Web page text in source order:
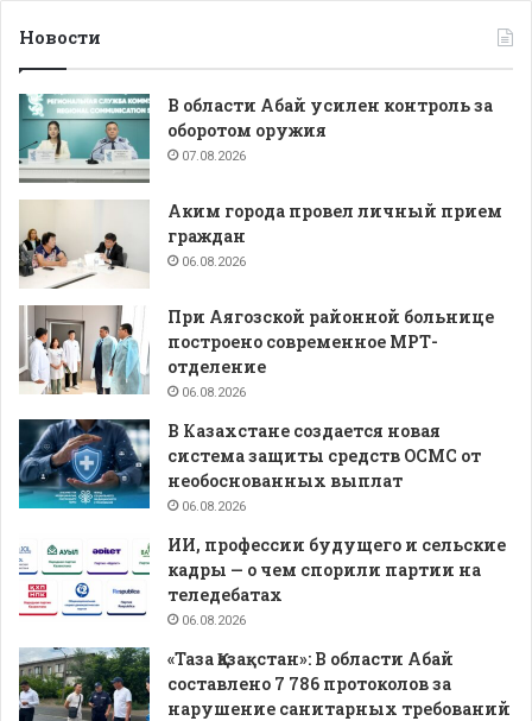
Новости
В области Абай усилен контроль за
оборотом оружия
07.08.2026
Аким города провел личный прием
граждан
06.08.2026
При Аягозской районной больнице
построено современное МРТ-
отделение
06.08.2026
В Казахстане создается новая
система защиты средств ОСМС от
необоснованных выплат
06.08.2026
ИИ, профессии будущего и сельские
кадры — о чем спорили партии на
теледебатах
06.08.2026
«Таза Қазақстан»: В области Абай
составлено 7 786 протоколов за
нарушение санитарных требований